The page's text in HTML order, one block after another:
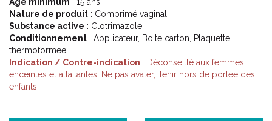
Nature de produit : Comprimé vaginal
Substance active : Clotrimazole
Conditionnement : Applicateur, Boite carton, Plaquette
thermoformée
Indication / Contre-indication : Déconseillé aux femmes
enceintes et allaitantes, Ne pas avaler, Tenir hors de portée des
enfants